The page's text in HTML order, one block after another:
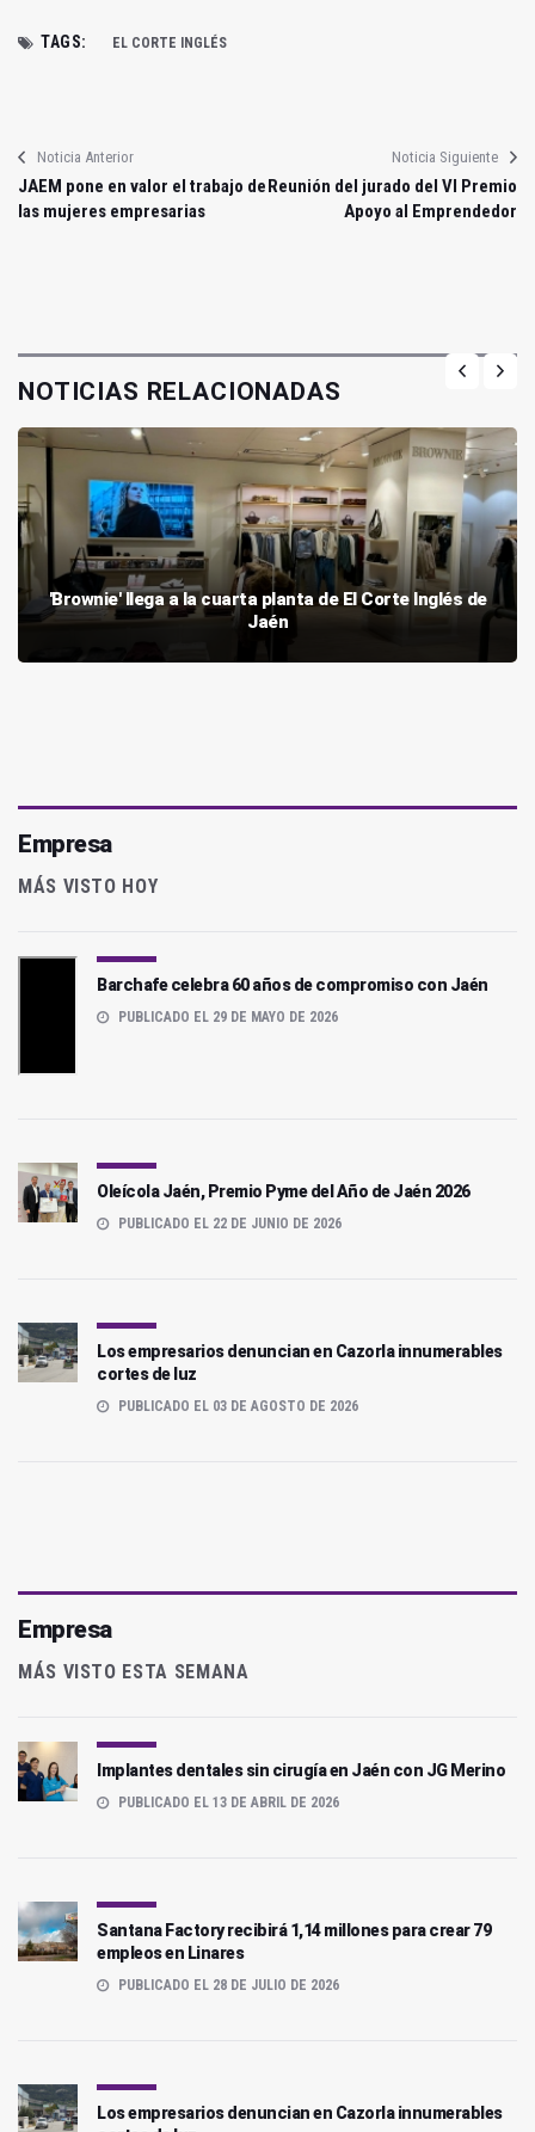
TAGS: EL CORTE INGLÉS
Noticia Anterior
JAEM pone en valor el trabajo de
las mujeres empresarias
Noticia Siguiente
Reunión del jurado del VI Premio
Apoyo al Emprendedor
NOTICIAS RELACIONADAS
'Brownie' llega a la cuarta planta de El Corte Inglés de
Jaén
Empresa
MÁS VISTO HOY
Barchafe celebra 60 años de compromiso con Jaén
PUBLICADO EL 29 DE MAYO DE 2026
Oleícola Jaén, Premio Pyme del Año de Jaén 2026
PUBLICADO EL 22 DE JUNIO DE 2026
Los empresarios denuncian en Cazorla innumerables
cortes de luz
PUBLICADO EL 03 DE AGOSTO DE 2026
Empresa
MÁS VISTO ESTA SEMANA
Implantes dentales sin cirugía en Jaén con JG Merino
PUBLICADO EL 13 DE ABRIL DE 2026
Santana Factory recibirá 1,14 millones para crear 79
empleos en Linares
PUBLICADO EL 28 DE JULIO DE 2026
Los empresarios denuncian en Cazorla innumerables